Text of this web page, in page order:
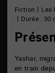
Fiction Les
Durée : 30
Yashar,
en train